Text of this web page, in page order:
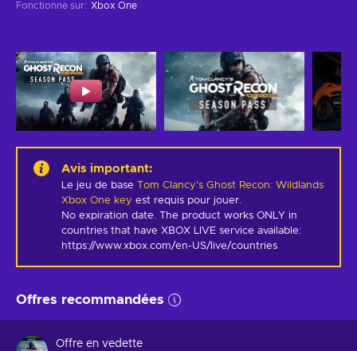
Fonctionne sur: Xbox One
Avis important:
Le jeu de base Tom Clancy's Ghost Recon: Wildlands
Xbox One key est requis pour jouer.
No expiration date. The product works ONLY in
countries that have XBOX LIVE service available:
https://www.xbox.com/en-US/live/countries
Offres recommandées
Offre en vedette